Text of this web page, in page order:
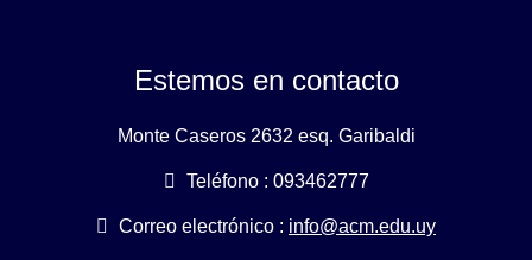
Estemos en contacto
Monte Caseros 2632 esq. Garibaldi
Teléfono : 093462777
Correo electrónico : info@acm.edu.uy